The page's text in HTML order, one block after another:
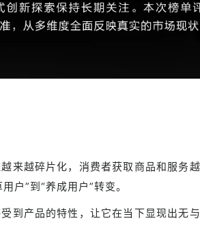
来越碎片化， 消费者获取商品和服务
户”到“养成用户”转变。
到产品的特性，让它在当下显现出无